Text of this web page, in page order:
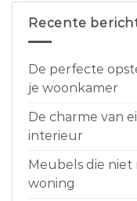
Recente
De perfecte
je woonkamer
De charme van
interieur
Meubels die
woning